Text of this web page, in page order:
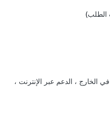
، الدعم عبر الإنترنت ،